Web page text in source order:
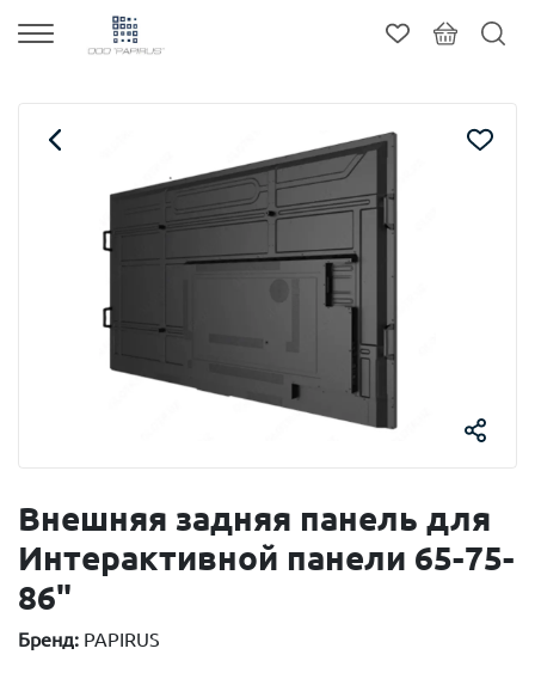
Внешняя задняя панель для
Интерактивной панели 65-75-
86"
Бренд: PAPIRUS